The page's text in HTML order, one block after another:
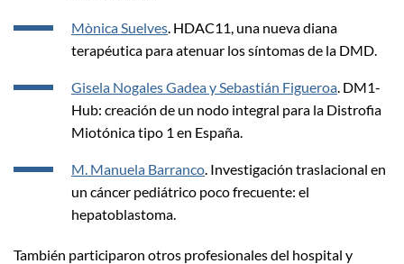
Mònica Suelves. HDAC11, una nueva diana
terapéutica para atenuar los síntomas de la DMD.
Gisela Nogales Gadea y Sebastián Figueroa. DM1-
Hub: creación de un nodo integral para la Distrofia
Miotónica tipo 1 en España.
M. Manuela Barranco. Investigación traslacional en
un cáncer pediátrico poco frecuente: el
hepatoblastoma.
También participaron otros profesionales del hospital y